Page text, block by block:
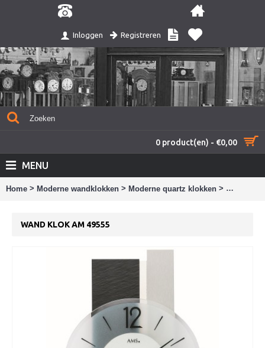
Inloggen Registreren
0 product(en) - €0,00
MENU
Home > Moderne wandklokken > Moderne quartz klokken > Wand
WAND KLOK AM 49555